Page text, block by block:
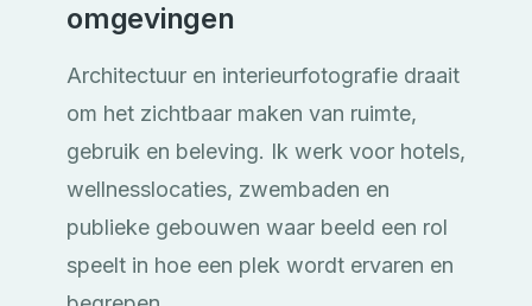
omgevingen
Architectuur en interieurfotografie draait
om het zichtbaar maken van ruimte,
gebruik en beleving. Ik werk voor hotels,
wellnesslocaties, zwembaden en
publieke gebouwen waar beeld een rol
speelt in hoe een plek wordt ervaren en